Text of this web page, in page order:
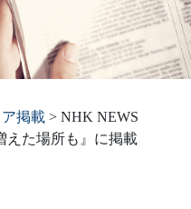
ア掲載> NHK NEWS
えた場所も』に掲載